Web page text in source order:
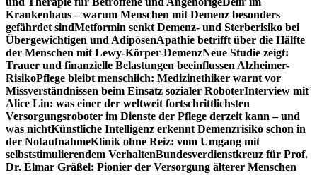
Krankenhaus – warum Menschen mit Demenz besonders
gefährdet sindMetformin senkt Demenz- und Sterberisiko bei
Übergewichtigen und AdipösenApathie betrifft über die Hälfte
der Menschen mit Lewy-Körper-DemenzNeue Studie zeigt:
Trauer und finanzielle Belastungen beeinflussen Alzheimer-
RisikoPflege bleibt menschlich: Medizinethiker warnt vor
Missverständnissen beim Einsatz sozialer RoboterInterview mit
Alice Lin: was einer der weltweit fortschrittlichsten
Versorgungsroboter im Dienste der Pflege derzeit kann – und
was nichtKünstliche Intelligenz erkennt Demenzrisiko schon in
der NotaufnahmeKlinik ohne Reiz: vom Umgang mit
selbststimulierendem VerhaltenBundesverdienstkreuz für Prof.
Dr. Elmar Gräßel: Pionier der Versorgung älterer Menschen